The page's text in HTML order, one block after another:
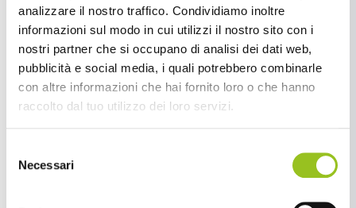
analizzare il nostro traffico. Condividiamo inoltre
informazioni sul modo in cui utilizzi il nostro sito con i
nostri partner che si occupano di analisi dei dati web,
pubblicità e social media, i quali potrebbero combinarle
con altre informazioni che hai fornito loro o che hanno
raccolto dal tuo utilizzo dei loro servizi.
delNecessari